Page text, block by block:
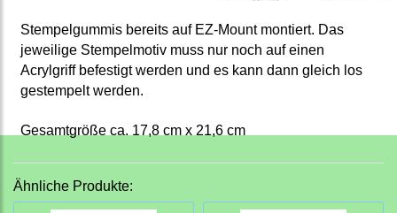
Stempelgummis bereits auf EZ-Mount montiert. Das
jeweilige Stempelmotiv muss nur noch auf einen
Acrylgriff befestigt werden und es kann dann gleich los
gestempelt werden.
Gesamtgröße ca. 17,8 cm x 21,6 cm
Ähnliche Produkte: